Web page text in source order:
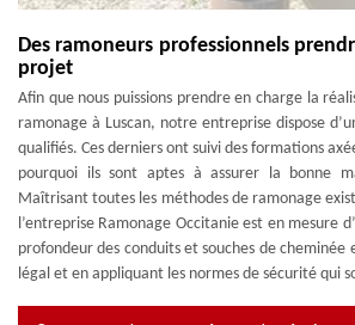
Des ramoneurs professionnels
projet
Afin que nous puissions prendre en charge la
ramonage à Luscan, notre entreprise dispose
qualifiés. Ces derniers ont suivi des formations
pourquoi ils sont aptes à assurer la bonne
Maîtrisant toutes les méthodes de ramonage
l’entreprise Ramonage Occitanie est en mesure
profondeur des conduits et souches de cheminée
légal et en appliquant les normes de sécurité qui